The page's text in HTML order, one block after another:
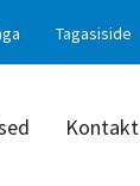
Tagasiside
Kontakt